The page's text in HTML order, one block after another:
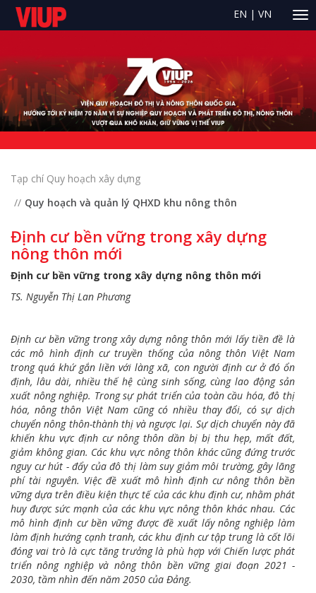
EN | VN
Tạp chí Quy hoạch xây dựng
Quy hoạch và quản lý QHXD khu nông thôn
Định cư bền vững trong xây dựng
nông thôn mới
Định cư bền vững trong xây dựng nông thôn mới
TS. Nguyễn Thị Lan Phương
Định cư bền vững trong xây dựng nông thôn mới lấy tiền đề là
các mô hình định cư truyền thống của nông thôn Việt Nam
trong quá khứ gắn liền với làng xã, con người định cư ở đó ổn
định, lâu dài, nhiều thế hệ cùng sinh sống, cùng lao động sản
xuất nông nghiệp. Trong sự phát triển của toàn cầu hóa, đô thị
hóa, nông thôn Việt Nam cũng có nhiều thay đổi, có sự dịch
chuyển nông thôn-thành thị và ngược lại. Sự dịch chuyển này đã
khiến khu vực định cư nông thôn dần bị bị thu hẹp, mất đất,
giảm không gian. Các khu vực nông thôn khác cũng đứng trước
nguy cư hút - đẩy của đô thị làm suy giảm môi trường, gây lãng
phí tài nguyên. Việc đề xuất mô hình định cư nông thôn bền
vững dựa trên điều kiện thực tế của các khu định cư, nhằm phát
huy được sức mạnh của các khu vực nông thôn khác nhau. Các
mô hình định cư bền vững được đề xuất lấy nông nghiệp làm
làm định hướng cạnh tranh, các khu định cư tập trung là cốt lõi
đóng vai trò là cực tăng trưởng là phù hợp với Chiến lược phát
triểnnông nghiệp và nông thôn bền vững giai đoạn 2021 -
2030, tầm nhìn đến năm 2050 của Đảng.